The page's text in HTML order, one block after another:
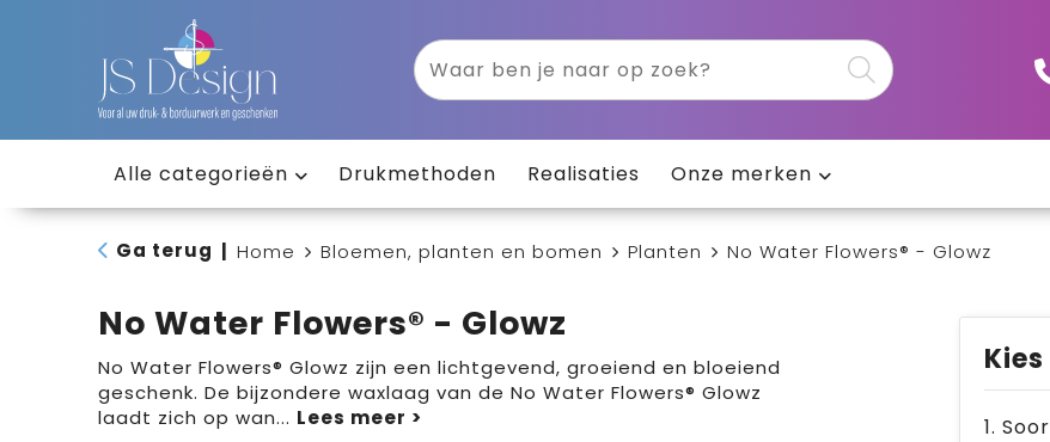
Alle categorieën Drukmethoden Realisaties Onze merken
Ga terug Home Bloemen, planten en bomen Planten No Water Flowers® - Glowz
No Water Flowers® - Glowz
No Water Flowers® Glowz zijn een lichtgevend, groeiend en bloeiend
geschenk. De bijzondere waxlaag van de No Water Flowers® Glowz
laadt zich op wan... 1.